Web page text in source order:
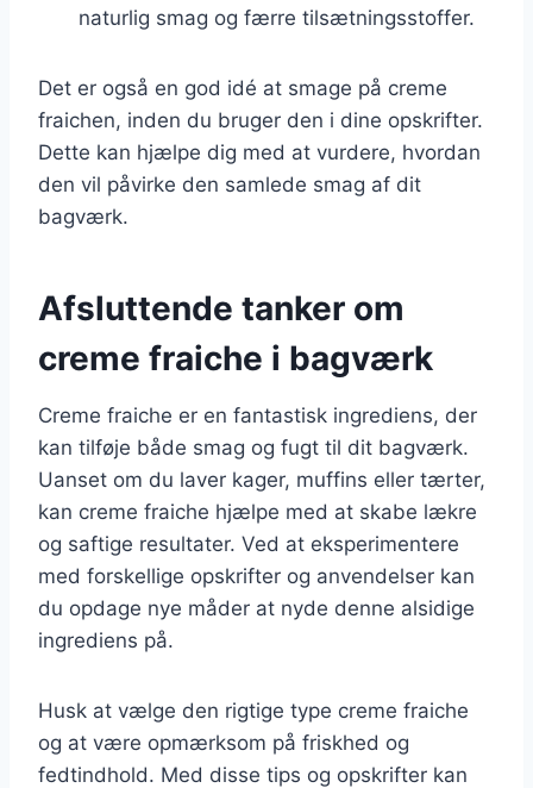
naturlig smag og færre tilsætningsstoffer.
Det er også en god idé at smage på creme
fraichen, inden du bruger den i dine opskrifter.
Dette kan hjælpe dig med at vurdere, hvordan
den vil påvirke den samlede smag af dit
bagværk.
Afsluttende tanker om
creme fraiche i bagværk
Creme fraiche er en fantastisk ingrediens, der
kan tilføje både smag og fugt til dit bagværk.
Uanset om du laver kager, muffins eller tærter,
kan creme fraiche hjælpe med at skabe lækre
og saftige resultater. Ved at eksperimentere
med forskellige opskrifter og anvendelser kan
du opdage nye måder at nyde denne alsidige
ingrediens på.
Husk at vælge den rigtige type creme fraiche
og at være opmærksom på friskhed og
fedtindhold. Med disse tips og opskrifter kan